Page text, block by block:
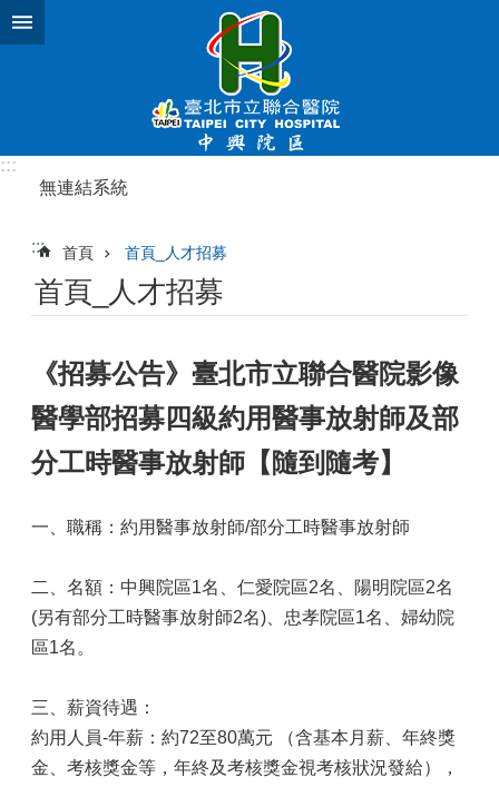
跳到主要內容區塊
:::
無連結系統
::: 首頁 首頁_人才招募
首頁_人才招募
《招募公告》臺北市立聯合醫院影像
醫學部招募四級約用醫事放射師及部
分工時醫事放射師【隨到隨考】
一、職稱：約用醫事放射師/部分工時醫事放射師
二、名額：中興院區1名、仁愛院區2名、陽明院區2名
(另有部分工時醫事放射師2名)、忠孝院區1名、婦幼院
區1名。
三、薪資待遇：
約用人員-年薪：約72至80萬元 （含基本月薪、年終獎
金、考核獎金等，年終及考核獎金視考核狀況發給），